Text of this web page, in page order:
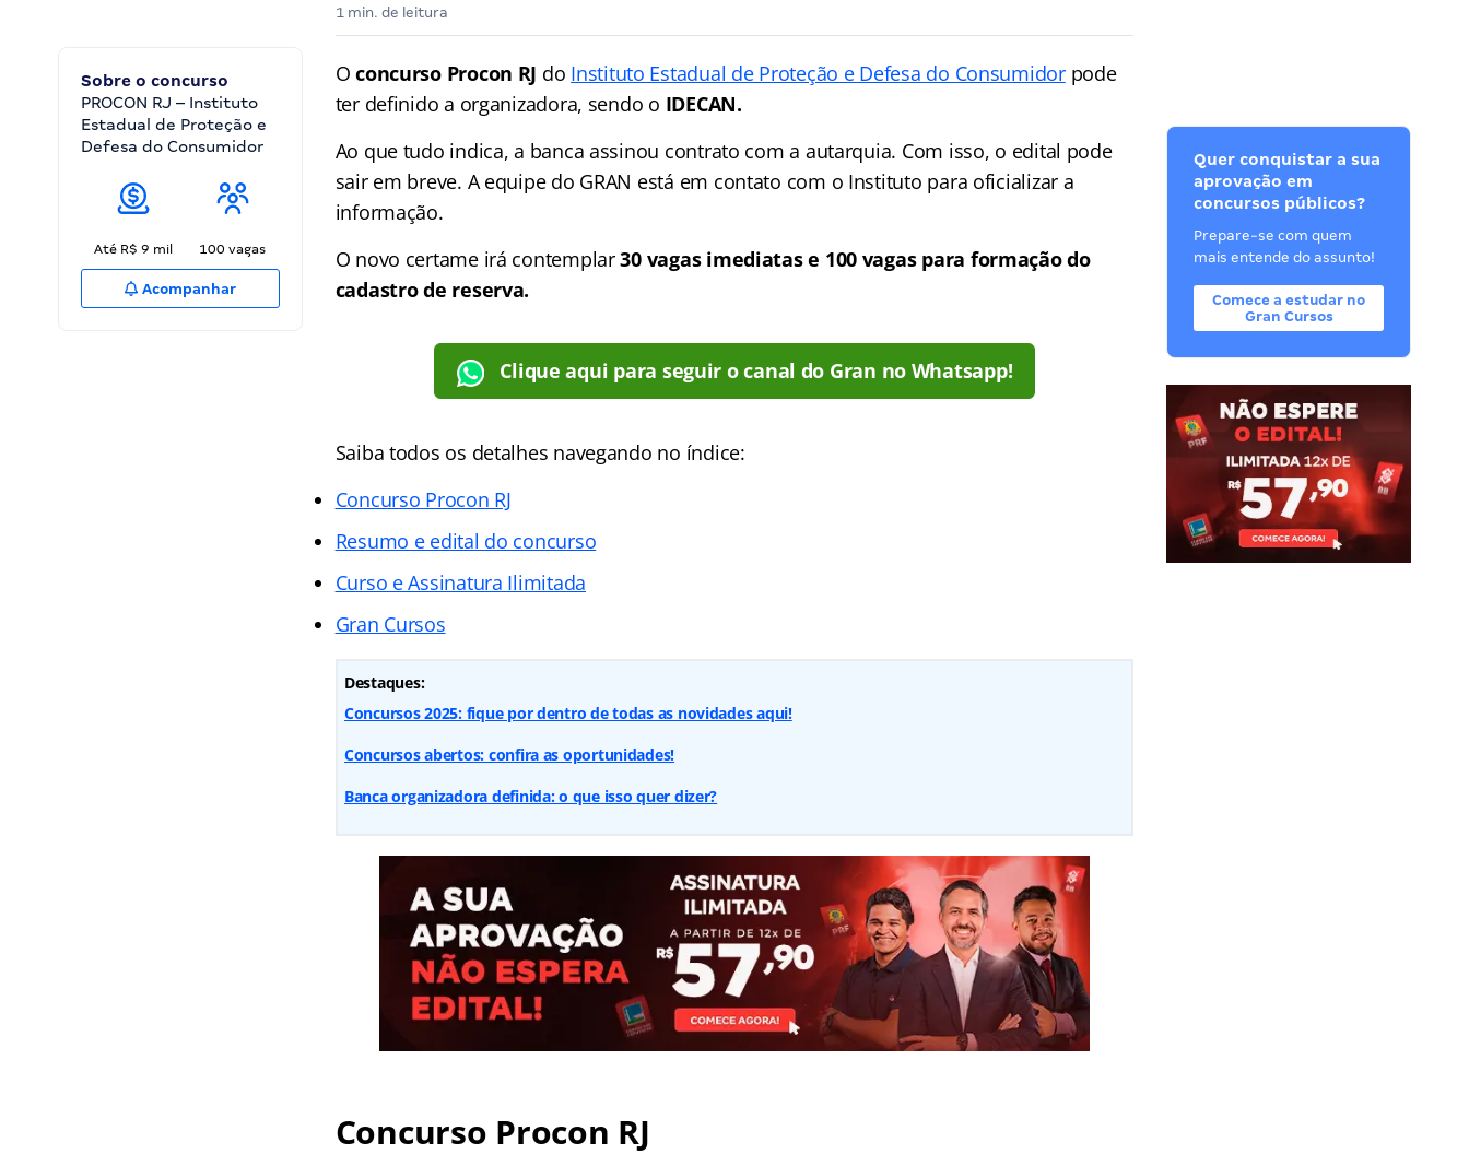
1 min. de leitura
Sobre o concurso
PROCON RJ – Instituto
Estadual de Proteção e
Defesa do Consumidor
Até R$ 9 mil 100 vagas
Acompanhar
Oconcurso Procon RJ do Instituto Estadual de Proteção e Defesa do Consumidorpode
ter definido a organizadora, sendo o IDECAN.
Ao que tudo indica, a banca assinou contrato com a autarquia. Com isso, o edital pode
sair em breve. A equipe do GRAN está em contato com o Instituto para oficializar a
informação.
O novo certame irá contemplar30 vagas imediatas e 100 vagas para formação do
cadastro de reserva.
Clique aqui para seguir o canal do Gran no Whatsapp!
Saiba todos os detalhes navegando no índice:
Concurso Procon RJ
Resumo e edital do concurso
Curso e Assinatura Ilimitada
Gran Cursos
Destaques:
Concursos 2025: fique por dentro de todas as novidades aqui!
Concursos abertos: confira as oportunidades!
Banca organizadora definida: o que isso quer dizer?
Concurso Procon RJ
Quer conquistar a sua
aprovação em
concursos públicos?
Prepare-se com quem
mais entende do assunto!
Comece a estudar no
Gran Cursos